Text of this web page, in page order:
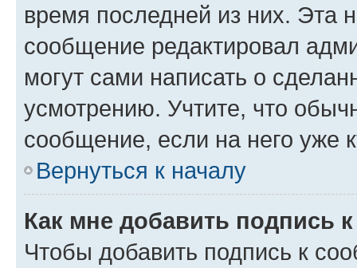
время последней из них. Эта
сообщение редактировал
могут сами написать о
усмотрению. Учтите, что
сообщение, если на него уже
Вернуться к началу
Как мне добавить подпись
Чтобы добавить подпись к